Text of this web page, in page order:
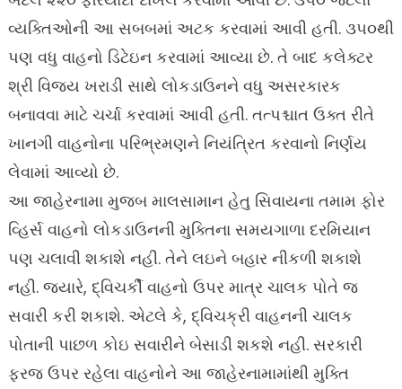
વ્યક્તિઓની આ સબબમાં અટક કરવામાં આવી હતી. ૩૫૦થી
પણ વધુ વાહનો ડિટેઇન કરવામાં આવ્યા છે. તે બાદ કલેક્ટર
શ્રી વિજય ખરાડી સાથે લોકડાઉનને વધુ અસરકારક
બનાવવા માટે ચર્ચા કરવામાં આવી હતી. તત્પશ્ચાત ઉક્ત રીતે
ખાનગી વાહનોના પરિભ્રમણને નિયંત્રિત કરવાનો નિર્ણય
લેવામાં આવ્યો છે.
આ જાહેરનામા મુજબ માલસામાન હેતુ સિવાયના તમામ ફોર
વ્હિર્સ વાહનો લોકડાઉનની મુક્તિના સમયગાળા દરમિયાન
પણ ચલાવી શકાશે નહી. તેને લઇને બહાર નીકળી શકાશે
નહી. જ્યારે, દ્વિચર્કી વાહનો ઉપર માત્ર ચાલક પોતે જ
સવારી કરી શકાશે. એટલે કે, દ્વિચક્રી વાહનની ચાલક
પોતાની પાછળ કોઇ સવારીને બેસાડી શકશે નહી. સરકારી
ફરજ ઉપર રહેલા વાહનોને આ જાહેરનામામાંથી મુક્તિ